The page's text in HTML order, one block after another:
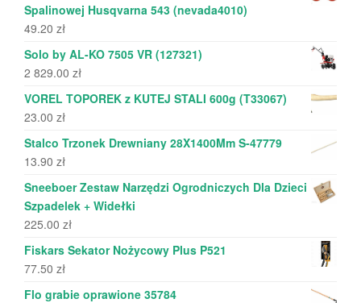
Spalinowej Husqvarna 543 (nevada4010)
49.20 zł
Solo by AL-KO 7505 VR (127321)
2 829.00 zł
VOREL TOPOREK z KUTEJ STALI 600g (T33067)
23.00 zł
Stalco Trzonek Drewniany 28X1400Mm S-47779
13.90 zł
Sneeboer Zestaw Narzędzi Ogrodniczych Dla Dzieci
Szpadelek + Widełki
225.00 zł
Fiskars Sekator Nożycowy Plus P521
77.50 zł
Flo grabie oprawione 35784